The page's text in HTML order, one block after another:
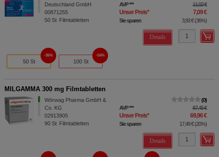
Deutschland GmbH
00871255
50 St Filmtabletten
AVP*** 11,02 €
Unser Preis* 7,09 €
Sie sparen 3,93 €(36%)
Details
50 St
36%
100 St
54%
MILGAMMA 300 mg Filmtabletten
Wörwag Pharma GmbH &
Co. KG
02913905
90 St Filmtabletten
0
AVP*** 87,45 €
Unser Preis* 69,96 €
Sie sparen 17,49 €(20%)
Details